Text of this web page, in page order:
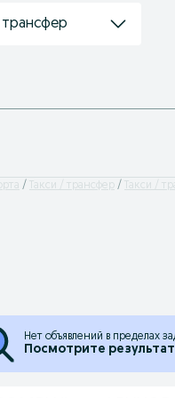
трансфер
Такси / трансфер
Такси /
Нет объявлений в пределах
Посмотрите